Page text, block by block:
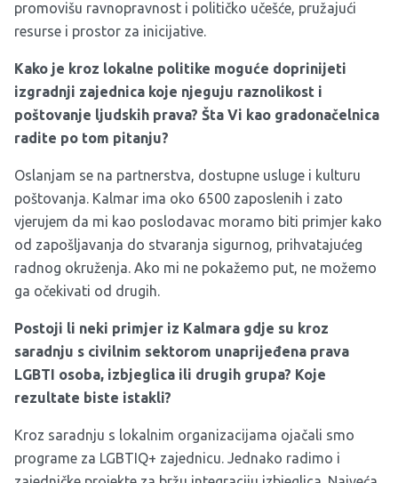
promovišu ravnopravnost i političko učešće, pružajući
resurse i prostor za inicijative.
Kako je kroz lokalne politike moguće doprinijeti
izgradnji zajednica koje njeguju raznolikost i
poštovanje ljudskih prava? Šta Vi kao gradonačelnica
radite po tom pitanju?
Oslanjam se na partnerstva, dostupne usluge i kulturu
poštovanja. Kalmar ima oko 6500 zaposlenih i zato
vjerujem da mi kao poslodavac moramo biti primjer kako
od zapošljavanja do stvaranja sigurnog, prihvatajućeg
radnog okruženja. Ako mi ne pokažemo put, ne možemo
ga očekivati od drugih.
Postoji li neki primjer iz Kalmara gdje su kroz
saradnju s civilnim sektorom unaprijeđena prava
LGBTI osoba, izbjeglica ili drugih grupa? Koje
rezultate biste istakli?
Kroz saradnju s lokalnim organizacijama ojačali smo
programe za LGBTIQ+ zajednicu. Jednako radimo i